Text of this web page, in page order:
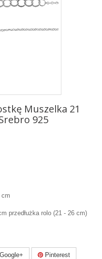
Muszelka 21
925
przedłużka rolo (21 - 26 cm)
Google+ Pinterest